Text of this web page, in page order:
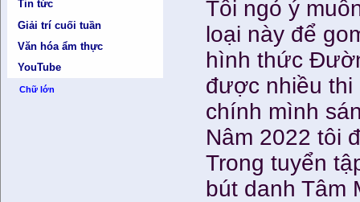
Tin tức
Giải trí cuối tuần
Văn hóa ẩm thực
YouTube
Chữ lớn
Tôi ngỏ ý
loại này để
hình thức
được nhiều
chính mình
Nâm 2022 tôi
Trong tuyển
bút danh Tâm